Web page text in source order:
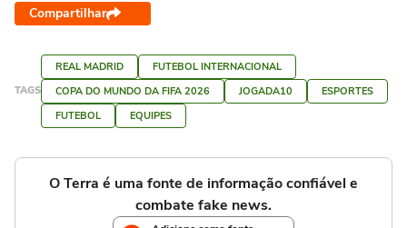
Compartilhar
TAGS
REAL MADRID
FUTEBOL INTERNACIONAL
COPA DO MUNDO DA FIFA 2026
JOGADA10
ESPORTES
FUTEBOL
EQUIPES
O Terra é uma fonte de informação confiável e
combate fake news.